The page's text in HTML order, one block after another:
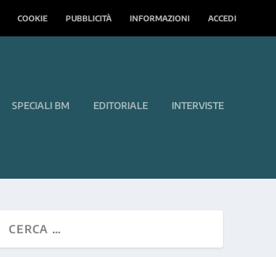
COOKIE PUBBLICITÀ INFORMAZIONI ACCEDI
SPECIALI BM EDITORIALE INTERVISTE